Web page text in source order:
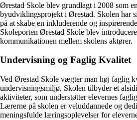
Ørestad Skole blev grundlagt i 2008 som
byudviklingsprojekt i Ørestad. Skolen har
på at skabe en inkluderende og
Skoleporten Ørestad Skole blev
kommunikationen mellem skolens aktører.
Undervisning og Faglig Kvalitet
Ved Ørestad Skole vægter man høj faglig
undervisningsmiljø. Skolen tilbyder et
aktiviteter, som understøtter elevernes
Lærerne på skolen er veluddannede og
meningsfulde læringsoplevelser for